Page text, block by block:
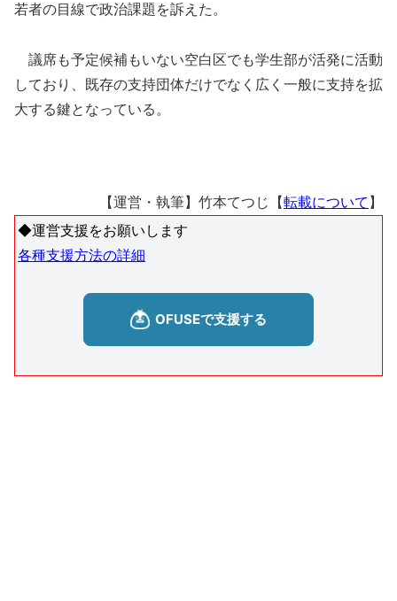
若者の目線で政治課題を訴えた。
議席も予定候補もいない空白区でも学生部が活発に活動
しており、既存の支持団体だけでなく広く一般に支持を拡
大する鍵となっている。
【運営・執筆】竹本てつじ【転載について 】
◆運営支援をお願いします
各種支援方法の詳細